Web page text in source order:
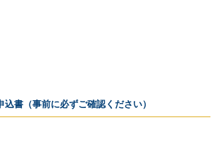
込書（事前に必ずご確認ください）